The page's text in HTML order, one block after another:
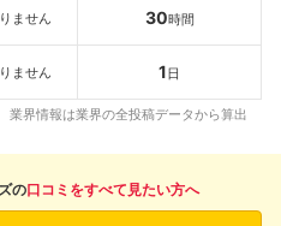
ません 30時間
ません 1日
業界情報は業界の全投稿データから算出
の口コミをすべて見たい方へ